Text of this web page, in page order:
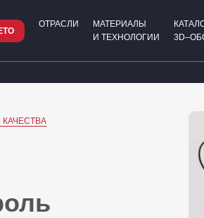
ОТРАСЛИ
МАТЕРИАЛЫ
И ТЕХНОЛОГИИ